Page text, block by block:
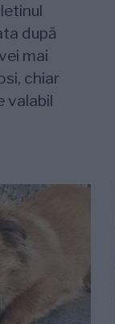
după
mai
chiar
valabil